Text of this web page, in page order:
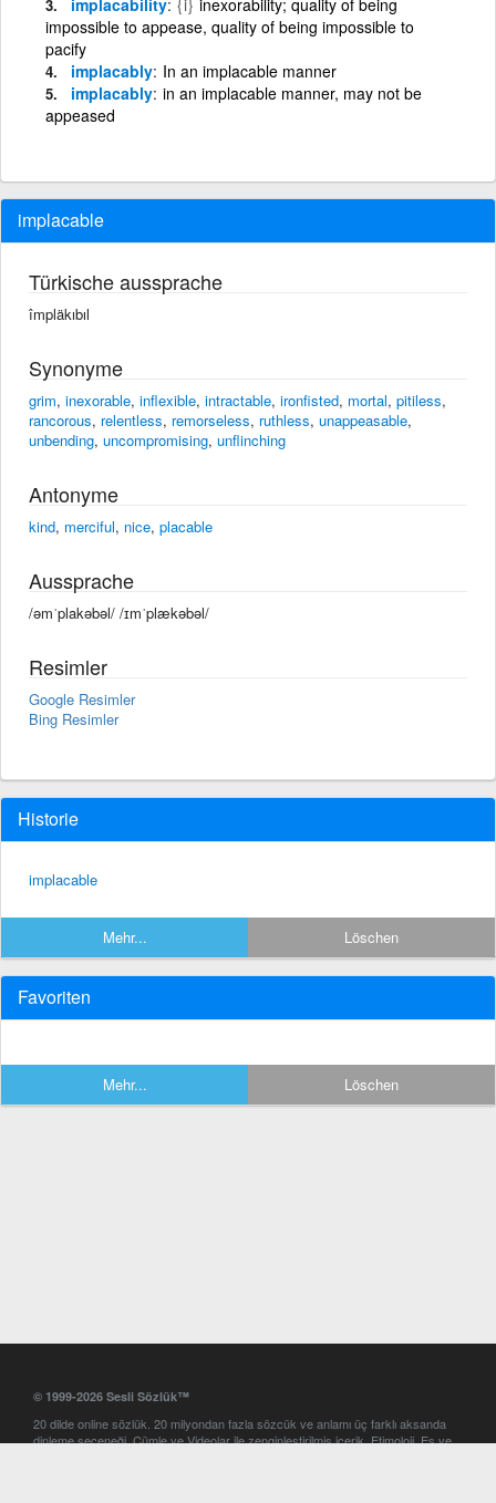
impossible to appease, quality of being impossible to
pacify
implacably In an implacable manner
implacably in an implacable manner, may not be
appeased
implacable
Türkische aussprache
împläkıbıl
Synonyme
grim, inexorable, inflexible, intractable, ironfisted, mortal, pitiless,
rancorous, relentless, remorseless, ruthless, unappeasable,
unbending, uncompromising, unflinching
Antonyme
kind, merciful, nice, placable
Aussprache
/əmˈplakəbəl/ /ɪmˈplækəbəl/
Resimler
Google Resimler
Bing Resimler
Historie
implacable
Mehr... Löschen
Favoriten
Mehr... Löschen
© 1999-2026 Sesli Sözlük™
20 dilde online sözlük. 20 milyondan fazla sözcük ve anlamı üç farklı aksanda
dinleme seçeneği. Cümle ve Videolar ile zenginleştirilmiş içerik. Etimoloji, Eş ve